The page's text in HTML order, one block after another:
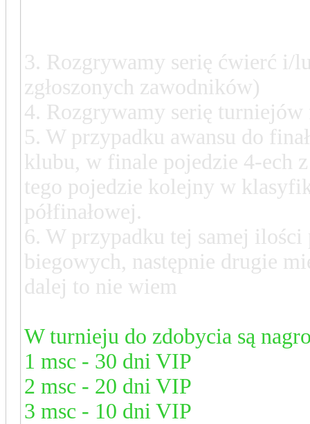
3. Rozgrywamy serię ćwierć i/
zgłoszonych zawodników)
4. Rozgrywamy serię
5. W przypadku awansu do
klubu, w finale pojedzie 4-ech
tego pojedzie kolejny w
półfinałowej.
6. W przypadku tej samej
biegowych, następnie drugie
dalej to nie wiem
W turnieju do zdobycia są
1 msc - 30 dni VIP
2 msc - 20 dni VIP
3 msc - 10 dni VIP